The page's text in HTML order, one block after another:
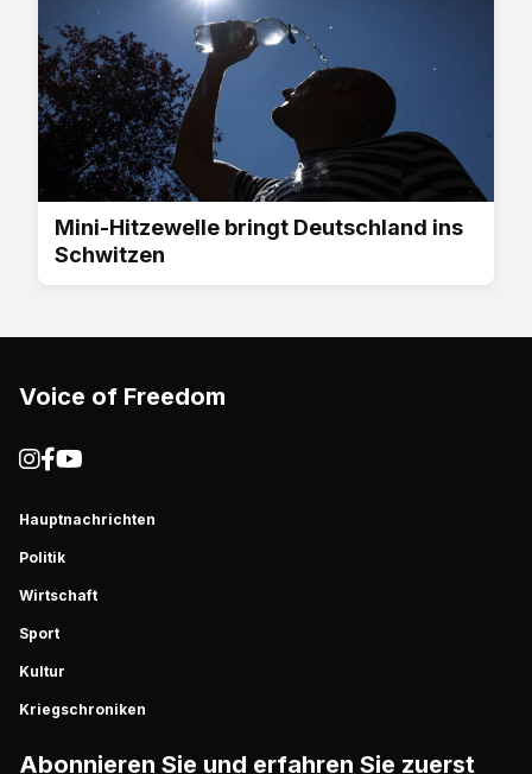
Mini-Hitzewelle bringt Deutschland ins
Schwitzen
Voice of Freedom
Hauptnachrichten
Politik
Wirtschaft
Sport
Kultur
Kriegschroniken
Abonnieren Sie und erfahren Sie zuerst